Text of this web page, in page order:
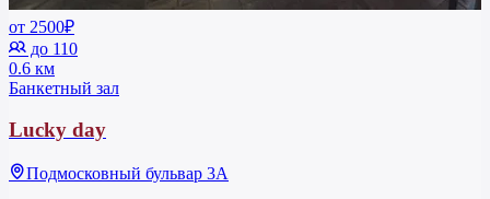
от 2500₽
до 110
0.6 км
Банкетный зал
Lucky day
Подмосковный бульвар 3А